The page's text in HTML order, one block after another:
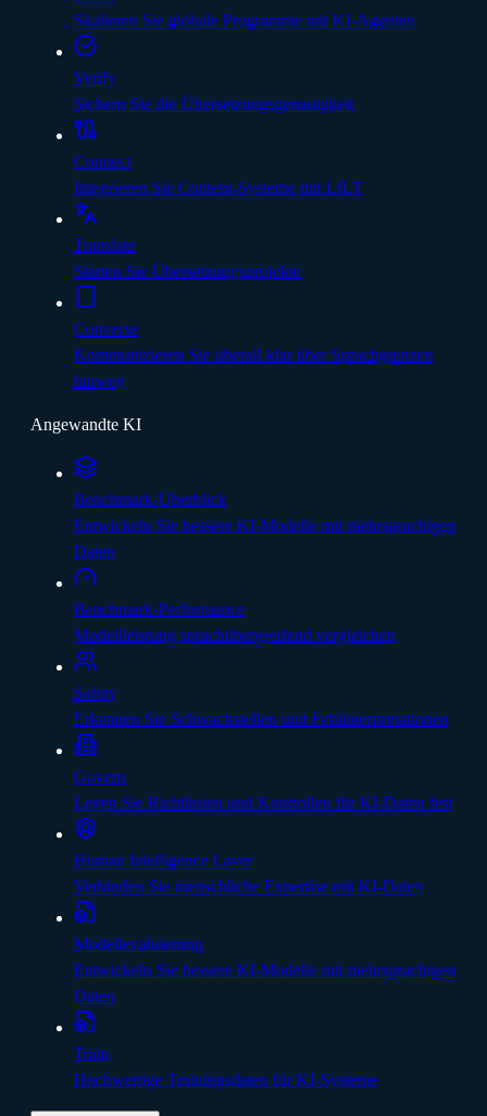
Skalieren Sie globale Programme mit KI-Agenten
Verify
Sichern Sie die Übersetzungsgenauigkeit
Connect
Integrieren Sie Content-Systeme mit LILT
Translate
Starten Sie Übersetzungsprojekte
Converse
Kommunizieren Sie überall klar über Sprachgrenzen
hinweg
Angewandte KI
Benchmark-Überblick
Entwickeln Sie bessere KI-Modelle mit mehrsprachigen
Daten
Benchmark-Performance
Modellleistung sprachübergreifend vergleichen
Safety
Erkennen Sie Schwachstellen und Fehlinterpretationen
Govern
Legen Sie Richtlinien und Kontrollen für KI-Daten fest
Human Intelligence Layer
Verbinden Sie menschliche Expertise mit KI-Daten
Modellevaluierung
Entwickeln Sie bessere KI-Modelle mit mehrsprachigen
Daten
Train
Hochwertige Trainingsdaten für KI-Systeme